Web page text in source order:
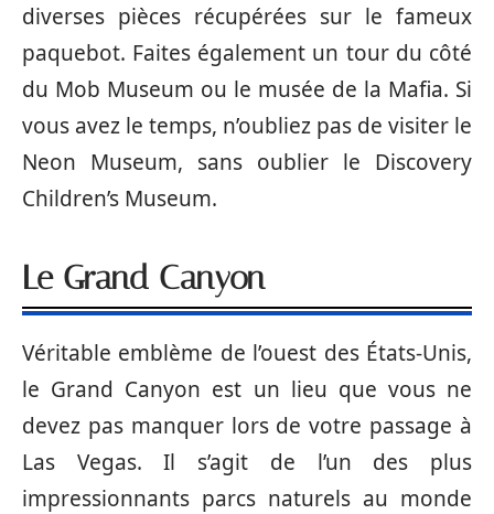
diverses pièces récupérées sur le fameux
paquebot. Faites également un tour du côté
du Mob Museum ou le musée de la Mafia. Si
vous avez le temps, n’oubliez pas de visiter le
Neon Museum, sans oublier le Discovery
Children’s Museum.
Le Grand Canyon
Véritable emblème de l’ouest des États-Unis,
le Grand Canyon est un lieu que vous ne
devez pas manquer lors de votre passage à
Las Vegas. Il s’agit de l’un des plus
impressionnants parcs naturels au monde